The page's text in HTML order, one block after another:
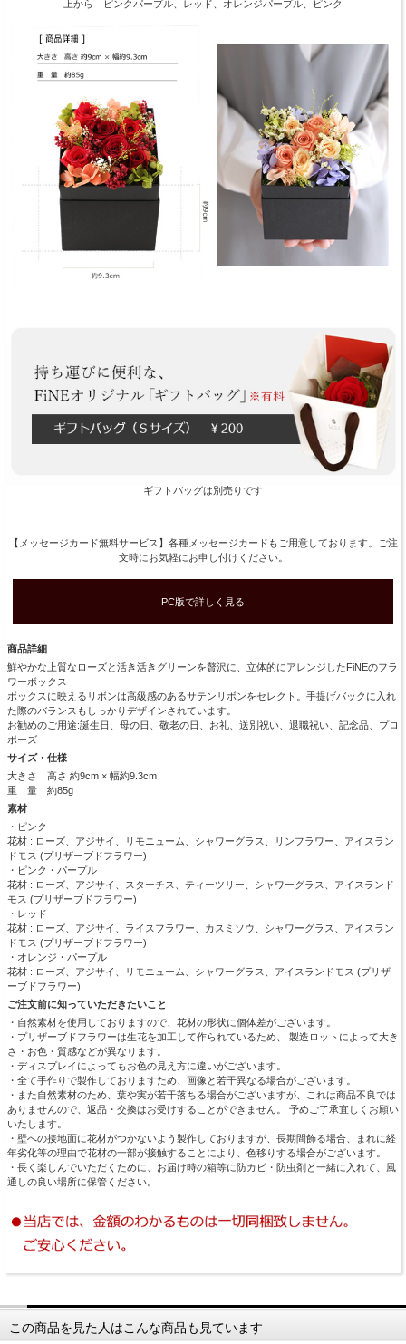
上から ピンクパープル、レッド、オレンジパープル、ピンク
ギフトバッグは別売りです
【メッセージカード無料サービス】各種メッセージカードもご用意しております。ご注
文時にお気軽にお申し付けください。
PC版で詳しく見る
商品詳細
鮮やかな上質なローズと活き活きグリーンを贅沢に、立体的にアレンジしたFiNEのフラ
ワーボックス
ボックスに映えるリボンは高級感のあるサテンリボンをセレクト。手提げバックに入れ
た際のバランスもしっかりデザインされています。
お勧めのご用途:誕生日、母の日、敬老の日、お礼、送別祝い、退職祝い、記念品、プロ
ポーズ
サイズ・仕様
大きさ 高さ 約9cm × 幅約9.3cm
重 量 約85g
素材
・ピンク
花材 : ローズ、アジサイ、リモニューム、シャワーグラス、リンフラワー、アイスラン
ドモス (プリザーブドフラワー)
・ピンク・パープル
花材 : ローズ、アジサイ、スターチス、ティーツリー、シャワーグラス、アイスランド
モス (プリザーブドフラワー)
・レッド
花材 : ローズ、アジサイ、ライスフラワー、カスミソウ、シャワーグラス、アイスラン
ドモス (プリザーブドフラワー)
・オレンジ・パープル
花材 : ローズ、アジサイ、リモニューム、シャワーグラス、アイスランドモス (プリザ
ーブドフラワー)
ご注文前に知っていただきたいこと
・自然素材を使用しておりますので、花材の形状に個体差がございます。
・プリザーブドフラワーは生花を加工して作られているため、 製造ロットによって大き
さ・お色・質感などが異なります。
・ディスプレイによってもお色の見え方に違いがございます。
・全て手作りで製作しておりますため、画像と若干異なる場合がございます。
・また自然素材のため、葉や実が若干落ちる場合がございますが、これは商品不良では
ありませんので、返品・交換はお受けすることができません。 予めご了承宜しくお願い
いたします。
・壁への接地面に花材がつかないよう製作しておりますが、長期間飾る場合、まれに経
年劣化等の理由で花材の一部が接触することにより、色移りする場合がございます。
・長く楽しんでいただくために、お届け時の箱等に防カビ・防虫剤と一緒に入れて、風
通しの良い場所に保管ください。
この商品を見た人はこんな商品も見ています